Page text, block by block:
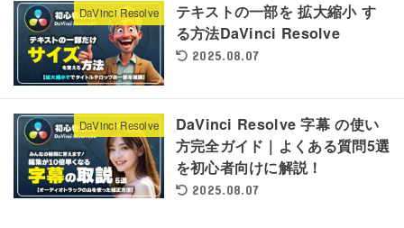
DaVinci Resolve
テキストの一部を 拡大縮小 す
る方法DaVinci Resolve
2025.08.07
DaVinci Resolve
DaVinci Resolve 字幕 の使い
方完全ガイド｜よくある質問5選
を初心者向けに解説！
2025.08.07